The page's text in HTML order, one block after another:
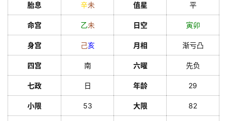
胎息 辛未 值星 平
命宫 乙未 日空 寅卯
身宫 己亥 月相 渐亏凸
四宫 南 六曜 先负
七政 日 年龄 29
小限 53 大限 82